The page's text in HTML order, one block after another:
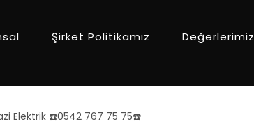
Şirket Politikamız Değerlerimiz
Elektrik ☎️0542 767 75 75☎️